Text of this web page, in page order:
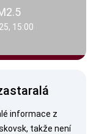
15:00
informace z
takže není